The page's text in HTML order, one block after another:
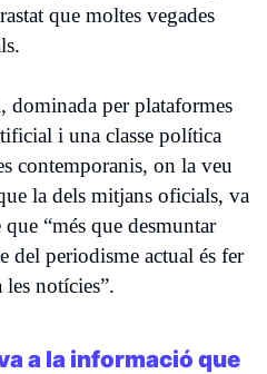
que moltes vegades
dominada per plataformes
i una classe política
contemporanis, on la veu
la dels mitjans oficials, va
“més que desmuntar
del periodisme actual és fer
notícies”.
a la informació que